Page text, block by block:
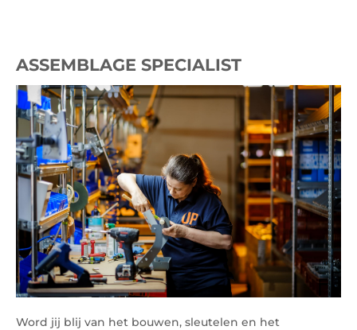
ASSEMBLAGE SPECIALIST
Word jij blij van het bouwen, sleutelen en het